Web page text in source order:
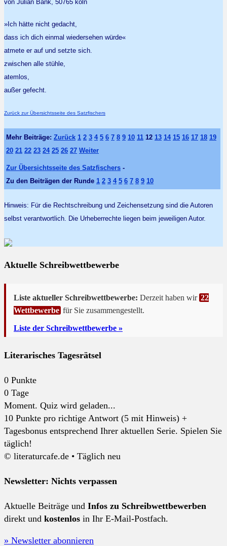
von Julian Bank, 50765 köln
»Ich hätte nicht gedacht,
dass ich dich einmal wiedersehen würde«
atmete er auf und setzte sich.
zwischen alle stühle,
atemlos,
außer gefecht.
Zurück zur Übersichtsseite des Satzfischers
Mehr Beiträge: Zurück 1 2 3 4 5 6 7 8 9 10 11 12 13 14 15 16 17 18 19
20 21 22 23 24 25 26 27 Weiter
Zur Übersichtsseite des Satzfischers -
Zu den Beiträgen der Runde 1 2 3 4 5 6 7 8 9 10
Hinweis: Für die Rechtschreibung und Zeichensetzung sind die Autoren
selbst verantwortlich. Die Urheberrechte liegen beim jeweiligen Autor.
Aktuelle Schreibwettbewerbe
Liste aktueller Schreibwettbewerbe: Derzeit haben wir 22
Wettbewerbe für Sie zusammengestellt.
Liste der Schreibwettbewerbe »
Literarisches Tagesrätsel
0 Punkte
0 Tage
Moment. Quiz wird geladen...
10 Punkte pro richtige Antwort (5 mit Hinweis) +
Tagesbonus entsprechend Ihrer aktuellen Serie. Spielen Sie
täglich!
© literaturcafe.de • Täglich neu
Newsletter: Nichts verpassen
Aktuelle Beiträge und Infos zu Schreibwettbewerben
direkt und kostenlos in Ihr E-Mail-Postfach.
» Newsletter abonnieren